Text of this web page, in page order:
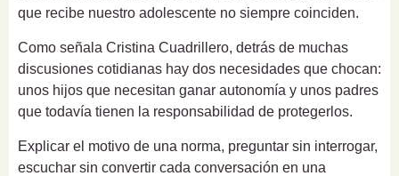
que recibe nuestro adolescente no siempre coinciden.
Como señala Cristina Cuadrillero, detrás de muchas
discusiones cotidianas hay dos necesidades que chocan:
unos hijos que necesitan ganar autonomía y unos padres
que todavía tienen la responsabilidad de protegerlos.
Explicar el motivo de una norma, preguntar sin interrogar,
escuchar sin convertir cada conversación en una